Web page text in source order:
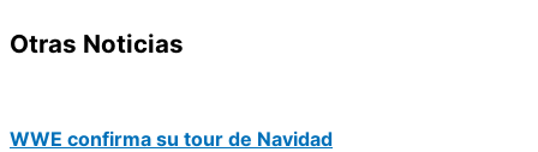
Otras Noticias
WWE confirma su tour de Navidad